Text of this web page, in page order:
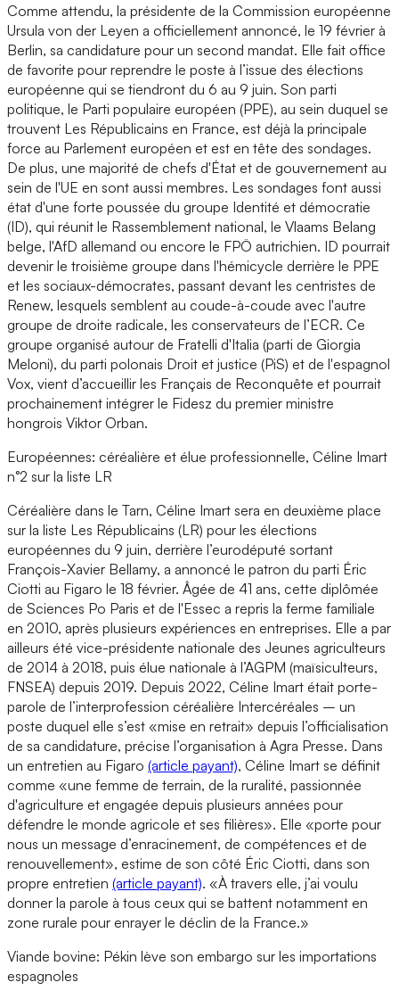
Comme attendu, la présidente de la Commission européenne
Ursula von der Leyen a officiellement annoncé, le 19 février à
Berlin, sa candidature pour un second mandat. Elle fait office
de favorite pour reprendre le poste à l’issue des élections
européenne qui se tiendront du 6 au 9 juin. Son parti
politique, le Parti populaire européen (PPE), au sein duquel se
trouvent Les Républicains en France, est déjà la principale
force au Parlement européen et est en tête des sondages.
De plus, une majorité de chefs d'État et de gouvernement au
sein de l'UE en sont aussi membres. Les sondages font aussi
état d'une forte poussée du groupe Identité et démocratie
(ID), qui réunit le Rassemblement national, le Vlaams Belang
belge, l'AfD allemand ou encore le FPÖ autrichien. ID pourrait
devenir le troisième groupe dans l'hémicycle derrière le PPE
et les sociaux-démocrates, passant devant les centristes de
Renew, lesquels semblent au coude-à-coude avec l'autre
groupe de droite radicale, les conservateurs de l’ECR. Ce
groupe organisé autour de Fratelli d'Italia (parti de Giorgia
Meloni), du parti polonais Droit et justice (PiS) et de l'espagnol
Vox, vient d’accueillir les Français de Reconquête et pourrait
prochainement intégrer le Fidesz du premier ministre
hongrois Viktor Orban.
Européennes: céréalière et élue professionnelle, Céline Imart
n°2 sur la liste LR
Céréalière dans le Tarn, Céline Imart sera en deuxième place
sur la liste Les Républicains (LR) pour les élections
européennes du 9 juin, derrière l’eurodéputé sortant
François-Xavier Bellamy, a annoncé le patron du parti Éric
Ciotti au Figaro le 18 février. Âgée de 41 ans, cette diplômée
de Sciences Po Paris et de l'Essec a repris la ferme familiale
en 2010, après plusieurs expériences en entreprises. Elle a par
ailleurs été vice-présidente nationale des Jeunes agriculteurs
de 2014 à 2018, puis élue nationale à l’AGPM (maïsiculteurs,
FNSEA) depuis 2019. Depuis 2022, Céline Imart était porte-
parole de l’interprofession céréalière Intercéréales – un
poste duquel elle s’est «mise en retrait» depuis l’officialisation
de sa candidature, précise l’organisation à Agra Presse. Dans
un entretien au Figaro (article payant), Céline Imart se définit
comme «une femme de terrain, de la ruralité, passionnée
d'agriculture et engagée depuis plusieurs années pour
défendre le monde agricole et ses filières». Elle «porte pour
nous un message d’enracinement, de compétences et de
renouvellement», estime de son côté Éric Ciotti, dans son
propre entretien (article payant). «À travers elle, j’ai voulu
donner la parole à tous ceux qui se battent notamment en
zone rurale pour enrayer le déclin de la France.»
Viande bovine: Pékin lève son embargo sur les importations
espagnoles